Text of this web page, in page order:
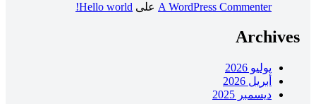
A WordPress Commenter على Hello world!
Archives
يوليو 2026
أبريل 2026
ديسمبر 2025